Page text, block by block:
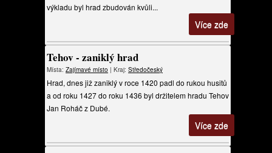
výkladu byl hrad zbudován kvůli...
Více zde
Tehov - zaniklý hrad
Místa: Zajímavé místo | Kraj: Středočeský
Hrad, dnes již zaniklý v roce 1420 padl do rukou husitů
a od roku 1427 do roku 1436 byl držitelem hradu Tehov
Jan Roháč z Dubé.
Více zde